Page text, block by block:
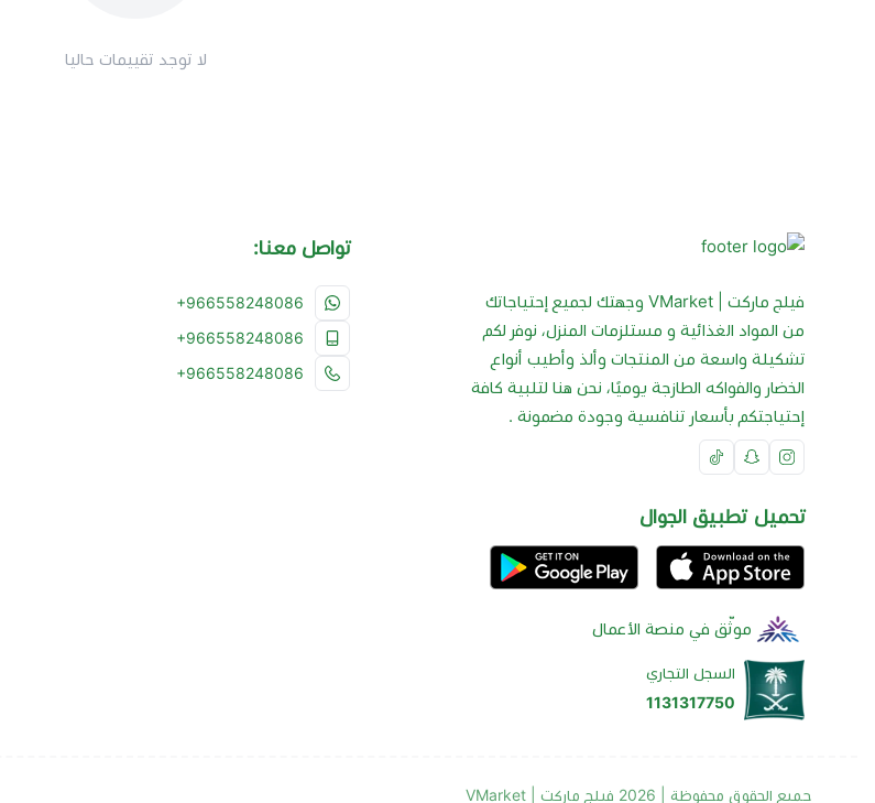
لا توجد تقييمات حاليا
فيلج ماركت | VMarket وجهتك لجميع إحتياجاتك
من المواد الغذائية و مستلزمات المنزل، نوفر لكم
تشكيلة واسعة من المنتجات وألذ وأطيب أنواع
الخضار والفواكه الطازجة يوميًا، نحن هنا لتلبية كافة
إحتياجتكم بأسعار تنافسية وجودة مضمونة .
تحميل تطبيق الجوال
موثّق في منصة الأعمال
السجل التجاري
1131317750
تواصل معنا:
+966558248086
+966558248086
+966558248086
جميع الحقوق محفوظة | 2026 فيلج ماركت | VMarket